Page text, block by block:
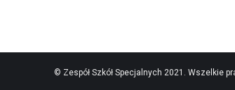
© Zespół Szkół Specjalnych 2021. Wszelkie